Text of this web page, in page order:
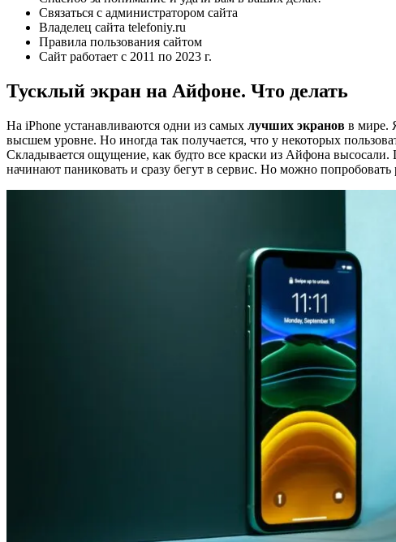
Связаться с администратором сайта
Владелец сайта telefoniy.ru
Правила пользования сайтом
Сайт работает с 2011 по 2023 г.
Тусклый экран на Айфоне. Что делать
На iPhone устанавливаются одни из самых лучших экранов в мире.
высшем уровне. Но иногда так получается, что у некоторых
Складывается ощущение, как будто все краски из Айфона
начинают паниковать и сразу бегут в сервис. Но можно